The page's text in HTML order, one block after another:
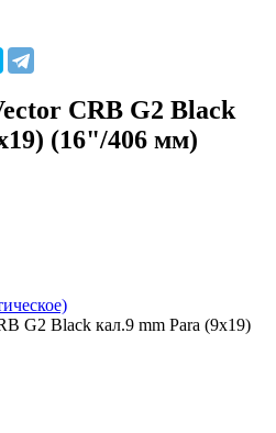
CRB G2 Black
(16"/406 мм)
G2 Black кал.9 mm Para (9x19)